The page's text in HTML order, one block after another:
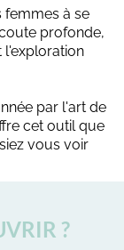
femmes à se
profonde,
l'exploration
par l'art de
cet outil que
vous voir
?